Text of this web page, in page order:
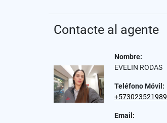
Contacte al agente
Nombre:
EVELIN RODAS
Teléfono Móvil:
+573023521989
Email: